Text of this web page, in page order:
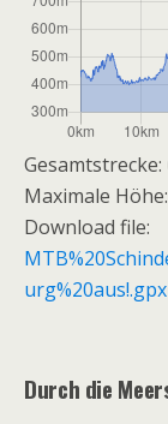
Gesamtstrecke:
Maximale Höhe:
Download file:
urg%20aus!.gpx
Durch die